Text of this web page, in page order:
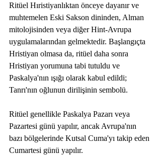
Ritüel Hıristiyanlıktan önceye dayanır ve
muhtemelen Eski Sakson dininden, Alman
mitolojisinden veya diğer Hint-Avrupa
uygulamalarından gelmektedir. Başlangıçta
Hristiyan olmasa da, ritüel daha sonra
Hristiyan yorumuna tabi tutuldu ve
Paskalya'nın ışığı olarak kabul edildi;
Tanrı'nın oğlunun dirilişinin sembolü.
Ritüel genellikle Paskalya Pazarı veya
Pazartesi günü yapılır, ancak Avrupa'nın
bazı bölgelerinde Kutsal Cuma'yı takip eden
Cumartesi günü yapılır.